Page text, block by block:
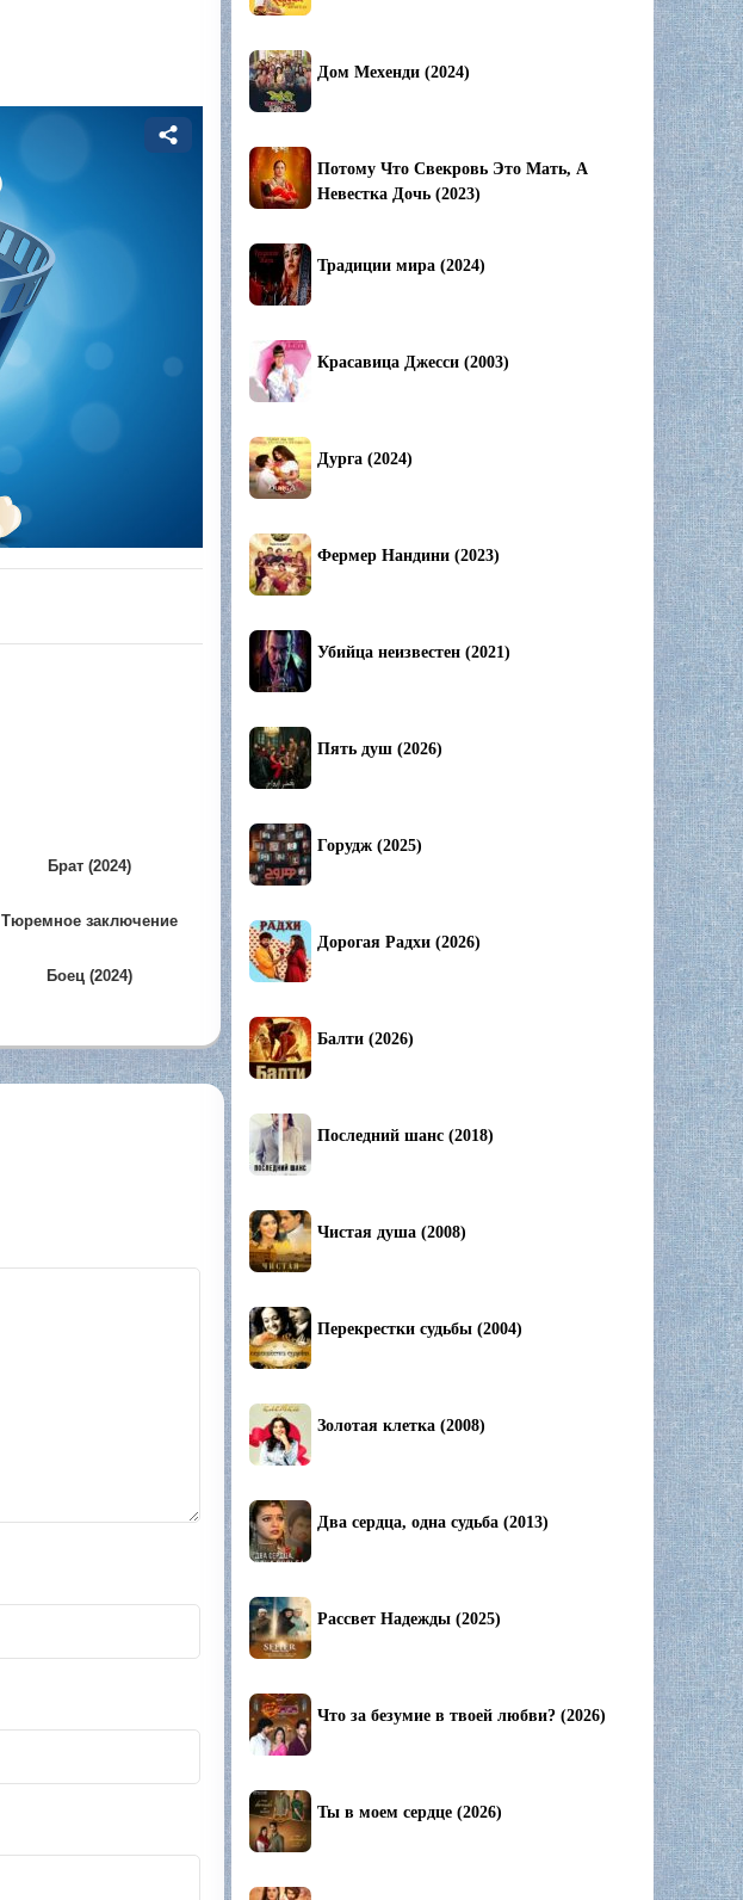
Брат (2024)
Тюремное заключение
Боец (2024)
Дом Мехенди (2024)
Потому Что Свекровь Это Мать, А
Невестка Дочь (2023)
Традиции мира (2024)
Красавица Джесси (2003)
Дурга (2024)
Фермер Нандини (2023)
Убийца неизвестен (2021)
Пять душ (2026)
Горудж (2025)
Дорогая Радхи (2026)
Балти (2026)
Последний шанс (2018)
Чистая душа (2008)
Перекрестки судьбы (2004)
Золотая клетка (2008)
Два сердца, одна судьба (2013)
Рассвет Надежды (2025)
Что за безумие в твоей любви? (2026)
Ты в моем сердце (2026)